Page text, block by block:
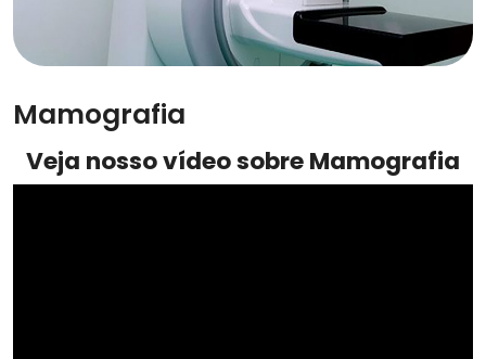
Mamografia
Veja nosso vídeo sobre Mamografia